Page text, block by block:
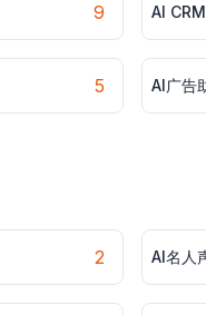
9 AI
5 AI广告
2 AI名人